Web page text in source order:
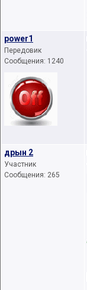
power1
Передовик
Сообщения: 1240
дрын 2
Участник
Сообщения: 265